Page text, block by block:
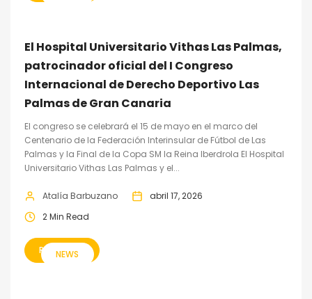
El Hospital Universitario Vithas Las Palmas,
patrocinador oficial del I Congreso
Internacional de Derecho Deportivo Las
Palmas de Gran Canaria
El congreso se celebrará el 15 de mayo en el marco del
Centenario de la Federación Interinsular de Fútbol de Las
Palmas y la Final de la Copa SM la Reina Iberdrola El Hospital
Universitario Vithas Las Palmas y el...
Atalía Barbuzano
abril 17, 2026
2 Min Read
READ MORE
NEWS